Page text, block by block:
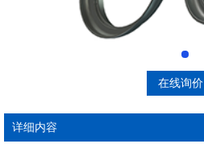
在线询价
详细内容